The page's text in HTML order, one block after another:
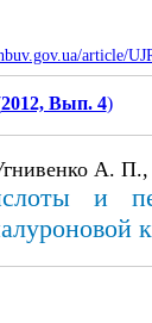
article/
2012, Вып. 4)
А.
и